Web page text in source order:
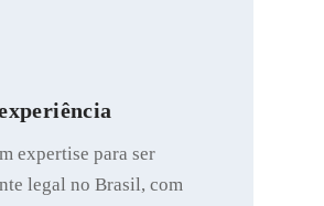
expertise para ser
legal no Brasil, com